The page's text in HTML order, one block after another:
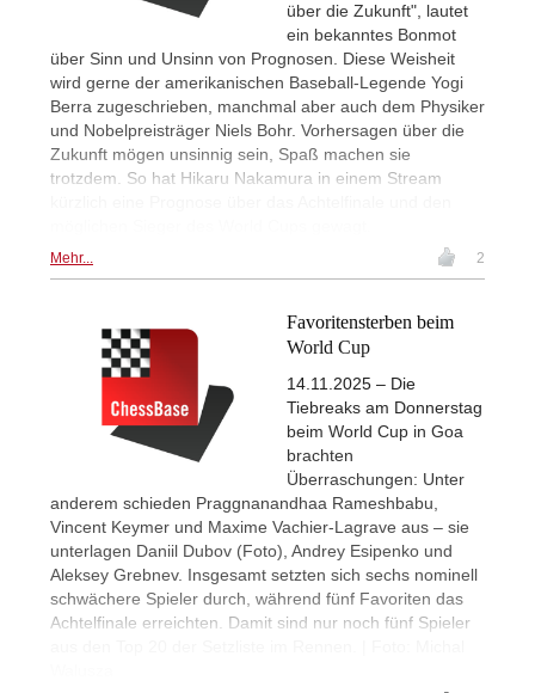
über die Zukunft", lautet
ein bekanntes Bonmot
über Sinn und Unsinn von Prognosen. Diese Weisheit
wird gerne der amerikanischen Baseball-Legende Yogi
Berra zugeschrieben, manchmal aber auch dem Physiker
und Nobelpreisträger Niels Bohr. Vorhersagen über die
Zukunft mögen unsinnig sein, Spaß machen sie
trotzdem. So hat Hikaru Nakamura in einem Stream
Mehr... 2
Favoritensterben beim
World Cup
14.11.2025 – Die
Tiebreaks am Donnerstag
beim World Cup in Goa
brachten
Überraschungen: Unter
anderem schieden Praggnanandhaa Rameshbabu,
Vincent Keymer und Maxime Vachier-Lagrave aus – sie
unterlagen Daniil Dubov (Foto), Andrey Esipenko und
Aleksey Grebnev. Insgesamt setzten sich sechs nominell
schwächere Spieler durch, während fünf Favoriten das
Achtelfinale erreichten. Damit sind nur noch fünf Spieler